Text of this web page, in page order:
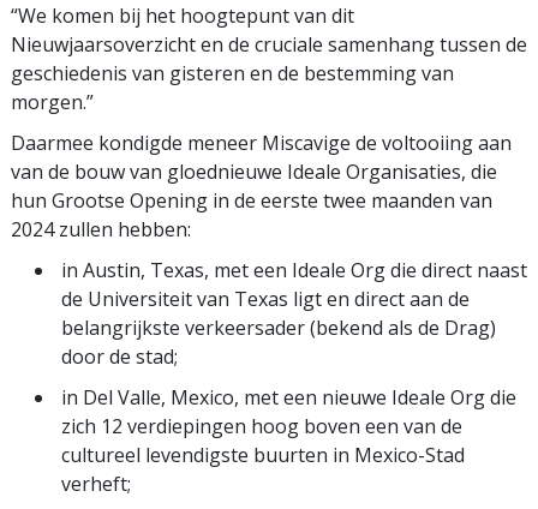
“We komen bij het hoogtepunt van dit
Nieuwjaarsoverzicht en de cruciale samenhang tussen de
geschiedenis van gisteren en de bestemming van
morgen.”
Daarmee kondigde meneer Miscavige de voltooiing aan
van de bouw van gloednieuwe Ideale Organisaties, die
hun Grootse Opening in de eerste twee maanden van
2024 zullen hebben:
in Austin, Texas, met een Ideale Org die direct naast
de Universiteit van Texas ligt en direct aan de
belangrijkste verkeersader (bekend als de Drag)
door de stad;
in Del Valle, Mexico, met een nieuwe Ideale Org die
zich 12 verdiepingen hoog boven een van de
cultureel levendigste buurten in Mexico-Stad
verheft;